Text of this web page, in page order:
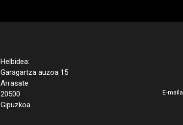
E-maila
Helbidea:
Garagartza auzoa 15
Arrasate
20500
Gipuzkoa